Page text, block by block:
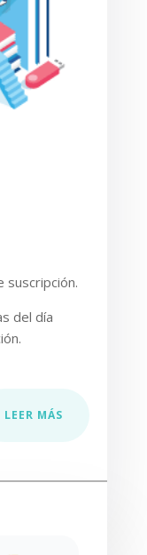
suscripción.
del día
LEER MÁS